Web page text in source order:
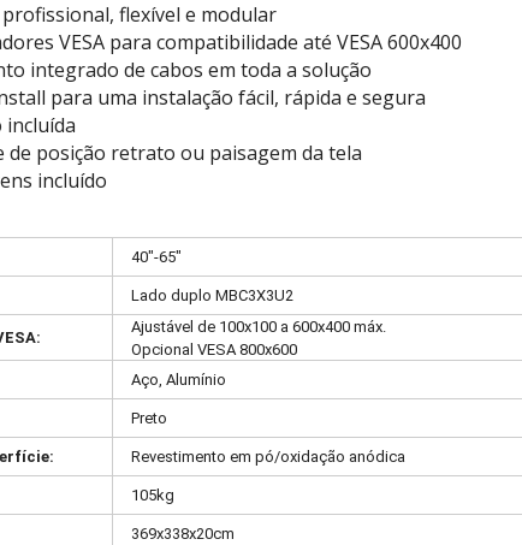
flexível e modular
VESA para compatibilidade até VESA 600x400
integrado de cabos em toda a solução
para uma instalação fácil, rápida e segura
incluída
de posição retrato ou paisagem da tela
incluído
40"-65"
Lado duplo MBC3X3U2
Ajustável de 100x100 a 600x400 máx.
Opcional VESA 800x600
Aço, Alumínio
Preto
Revestimento em pó/oxidação anódica
105kg
369x338x20cm